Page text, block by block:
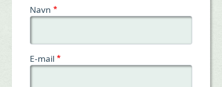
Navn
E-mail